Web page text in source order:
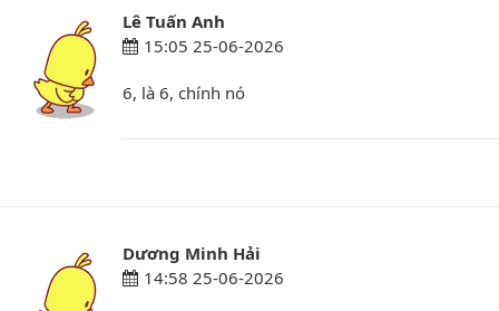
Lê Tuấn Anh
15:05 25-06-2026
6, là 6, chính nó
Dương Minh Hải
14:58 25-06-2026